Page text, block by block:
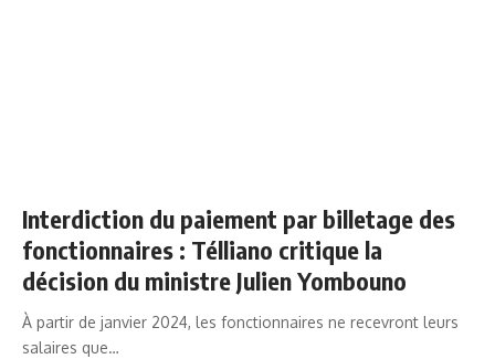
Interdiction du paiement par billetage des
fonctionnaires : Télliano critique la
décision du ministre Julien Yombouno
À partir de janvier 2024, les fonctionnaires ne recevront leurs
salaires que…